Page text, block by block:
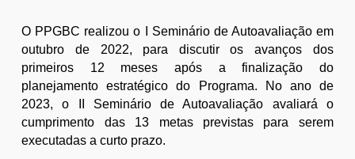
O PPGBC realizou o I Seminário de Autoavaliação em
outubro de 2022, para discutir os avanços dos
primeiros 12 meses após a finalização do
planejamento estratégico do Programa. No ano de
2023, o II Seminário de Autoavaliação avaliará o
cumprimento das 13 metas previstas para serem
executadas a curto prazo.